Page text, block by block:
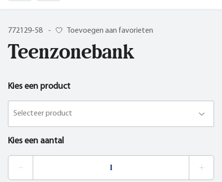
772129-58 - Toevoegen aan favorieten
Teenzonebank
Kies een product
Selecteer product
Kies een aantal